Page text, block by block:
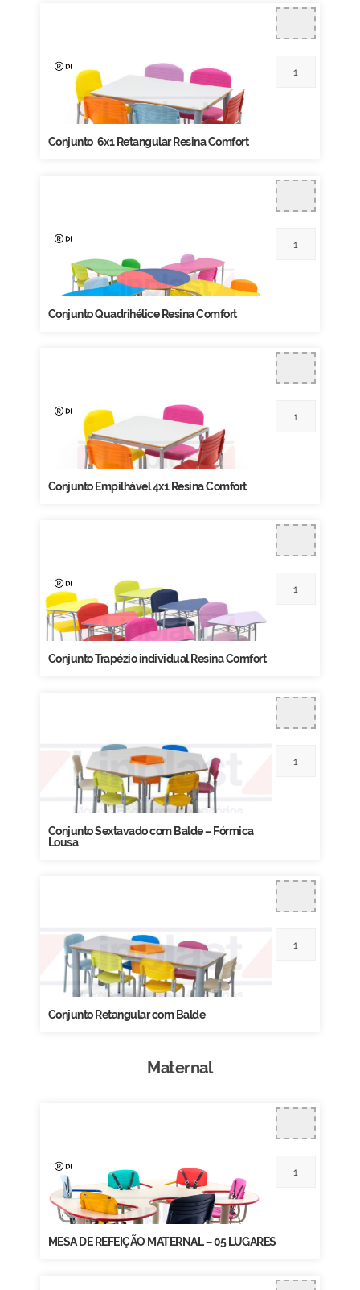
Conjunto 6x1 Retangular Resina Comfort
Conjunto Quadrihélice Resina Comfort
Conjunto Empilhável 4x1 Resina Comfort
Conjunto Trapézio individual Resina Comfort
Conjunto Sextavado com Balde – Fórmica
Lousa
Conjunto Retangular com Balde
Maternal
MESA DE REFEIÇÃO MATERNAL – 05 LUGARES